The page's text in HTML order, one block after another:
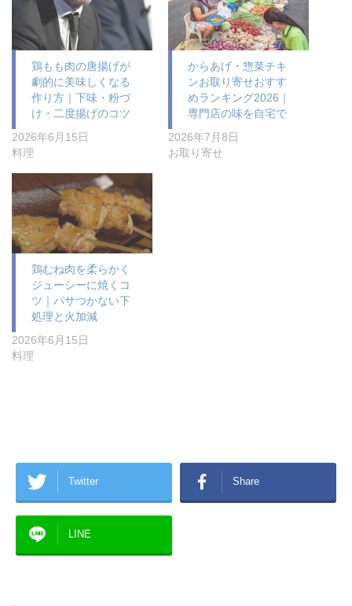
鶏もも肉の唐揚げが
劇的に美味しくなる
作り方｜下味・粉づ
け・二度揚げのコツ
2026年6月15日
料理
からあげ・惣菜チキ
ンお取り寄せおすす
めランキング2026｜
専門店の味を自宅で
2026年7月8日
お取り寄せ
鶏むね肉を柔らかく
ジューシーに焼くコ
ツ｜パサつかない下
処理と火加減
2026年6月15日
料理
Twitter Share
LINE